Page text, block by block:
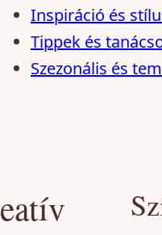
Inspiráció és
Tippek és
Szezonális és